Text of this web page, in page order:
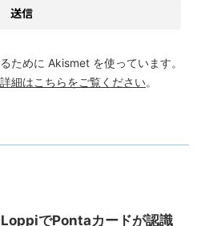
ために Akismet を使っています。
細はこちらをご覧ください。
LoppiでPontaカードが認識